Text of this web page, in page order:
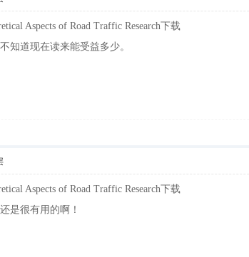
Aspects of Road Traffic Research下载
知道现在读来能受益多少。
Aspects of Road Traffic Research下载
是很有用的啊！